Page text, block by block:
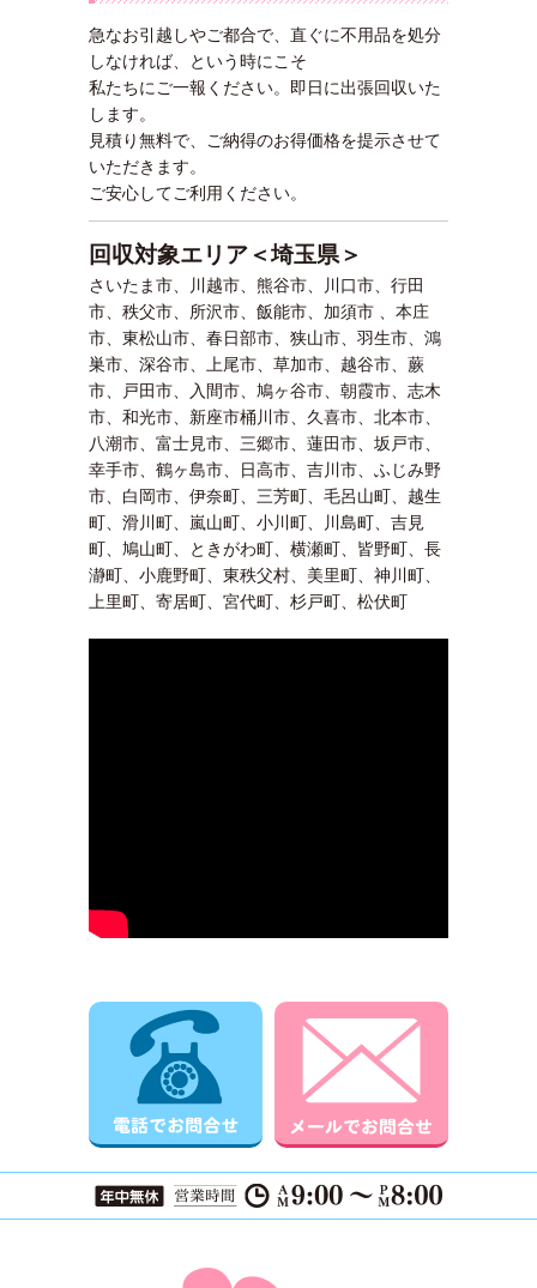
急なお引越しやご都合で、直ぐに不用品を処分
しなければ、という時にこそ
私たちにご一報ください。即日に出張回収いた
します。
見積り無料で、ご納得のお得価格を提示させて
いただきます。
ご安心してご利用ください。
回収対象エリア＜埼玉県＞
さいたま市、川越市、熊谷市、川口市、行田
市、秩父市、所沢市、飯能市、加須市 、本庄
市、東松山市、春日部市、狭山市、羽生市、鴻
巣市、深谷市、上尾市、草加市、越谷市、蕨
市、戸田市、入間市、鳩ヶ谷市、朝霞市、志木
市、和光市、新座市桶川市、久喜市、北本市、
八潮市、富士見市、三郷市、蓮田市、坂戸市、
幸手市、鶴ヶ島市、日高市、吉川市、ふじみ野
市、白岡市、伊奈町、三芳町、毛呂山町、越生
町、滑川町、嵐山町、小川町、川島町、吉見
町、鳩山町、ときがわ町、横瀬町、皆野町、長
瀞町、小鹿野町、東秩父村、美里町、神川町、
上里町、寄居町、宮代町、杉戸町、松伏町
電話でお問合せ